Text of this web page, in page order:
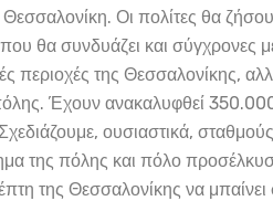
Θεσσαλονίκη. Οι πολίτες θα
θα συνδυάζει και σύγχρονες
της Θεσσαλονίκης,
Έχουν ανακαλυφθεί
ουσιαστικά,
της πόλης και πόλο
της Θεσσαλονίκης να